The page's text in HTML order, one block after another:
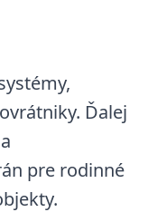
Ďalej
pre rodinné